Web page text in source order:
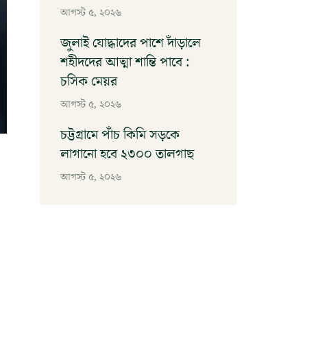
আগস্ট ৫, ২০২৬
জুলাই যোদ্ধাদের পাশে দাঁড়ালে
শহীদদের আত্মা শান্তি পাবে :
চসিক মেয়র
আগস্ট ৫, ২০২৬
চট্টগ্রামে পাঁচ কিমি সড়কে
লাগানো হবে ২৩০০ তালগাছ
আগস্ট ৫, ২০২৬